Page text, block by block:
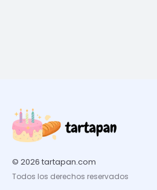
© 2026 tartapan.com
Todos los derechos reservados